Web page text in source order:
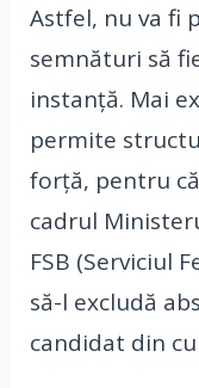
Astfel, nu va fi
semnături să
instanță. Mai
permite
forță, pentru
cadrul
FSB (Serviciul
să-l excludă
candidat din